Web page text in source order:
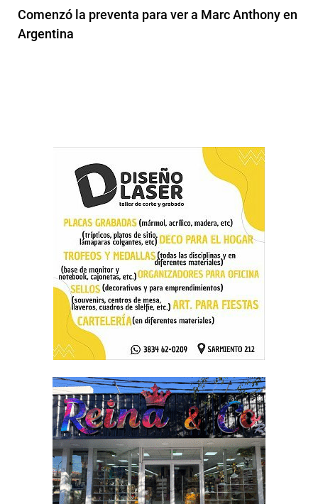
Comenzó la preventa para ver a Marc Anthony en
Argentina